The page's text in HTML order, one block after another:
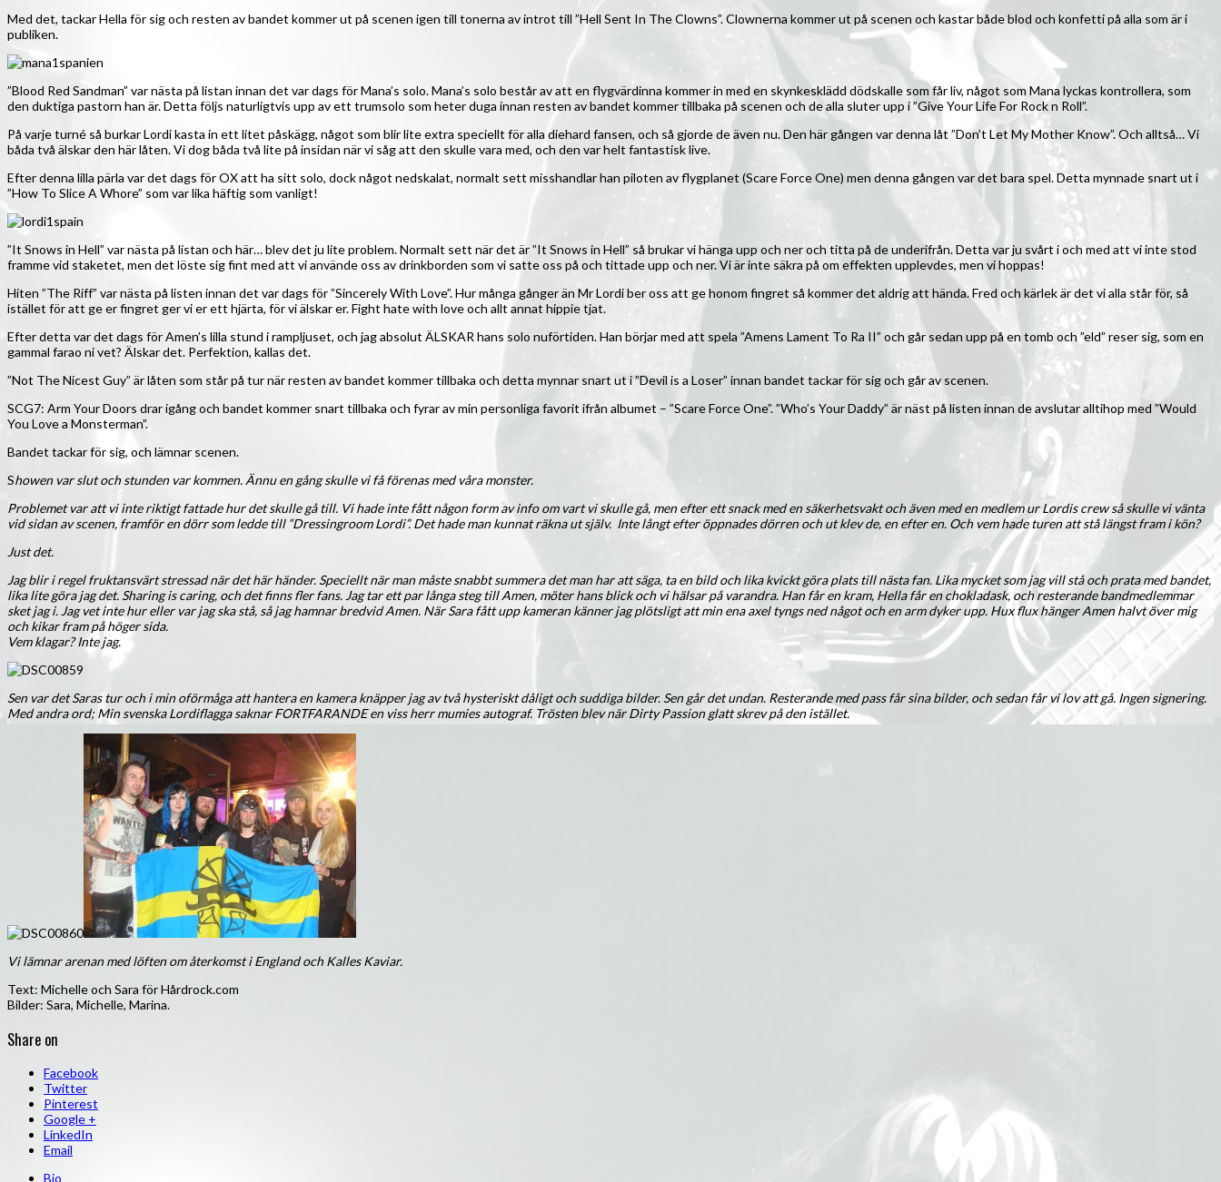
Med det, tackar Hella för sig och resten av bandet kommer ut på scenen igen till tonerna av introt till ”Hell Sent In The Clowns”. Clownerna kommer ut på scenen och kastar både blod och konfetti på alla som är i
publiken.
”Blood Red Sandman” var nästa på listan innan det var dags för Mana’s solo. Mana’s solo består av att en flygvärdinna kommer in med en skynkesklädd dödskalle som får liv, något som Mana lyckas kontrollera, som
den duktiga pastorn han är. Detta följs naturligtvis upp av ett trumsolo som heter duga innan resten av bandet kommer tillbaka på scenen och de alla sluter upp i ”Give Your Life For Rock n Roll”.
På varje turné så burkar Lordi kasta in ett litet påskägg, något som blir lite extra speciellt för alla diehard fansen, och så gjorde de även nu. Den här gången var denna låt ”Don’t Let My Mother Know”. Och alltså… Vi
båda två älskar den här låten. Vi dog båda två lite på insidan när vi såg att den skulle vara med, och den var helt fantastisk live.
Efter denna lilla pärla var det dags för OX att ha sitt solo, dock något nedskalat, normalt sett misshandlar han piloten av flygplanet (Scare Force One) men denna gången var det bara spel. Detta mynnade snart ut i
”How To Slice A Whore” som var lika häftig som vanligt!
”It Snows in Hell” var nästa på listan och här… blev det ju lite problem. Normalt sett när det är ”It Snows in Hell” så brukar vi hänga upp och ner och titta på de underifrån. Detta var ju svårt i och med att vi inte stod
framme vid staketet, men det löste sig fint med att vi använde oss av drinkborden som vi satte oss på och tittade upp och ner. Vi är inte säkra på om effekten upplevdes, men vi hoppas!
Hiten ”The Riff” var nästa på listen innan det var dags för ”Sincerely With Love”. Hur många gånger än Mr Lordi ber oss att ge honom fingret så kommer det aldrig att hända. Fred och kärlek är det vi alla står för, så
istället för att ge er fingret ger vi er ett hjärta, för vi älskar er. Fight hate with love och allt annat hippie tjat.
Efter detta var det dags för Amen’s lilla stund i rampljuset, och jag absolut ÄLSKAR hans solo nuförtiden. Han börjar med att spela ”Amens Lament To Ra II” och går sedan upp på en tomb och ”eld” reser sig, som en
gammal farao ni vet? Älskar det. Perfektion, kallas det.
”Not The Nicest Guy” är låten som står på tur när resten av bandet kommer tillbaka och detta mynnar snart ut i ”Devil is a Loser” innan bandet tackar för sig och går av scenen.
SCG7: Arm Your Doors drar igång och bandet kommer snart tillbaka och fyrar av min personliga favorit ifrån albumet – ”Scare Force One”. ”Who’s Your Daddy” är näst på listen innan de avslutar alltihop med ”Would
You Love a Monsterman”.
Bandet tackar för sig, och lämnar scenen.
Showen var slut och stunden var kommen. Ännu en gång skulle vi få förenas med våra monster.
Problemet var att vi inte riktigt fattade hur det skulle gå till. Vi hade inte fått någon form av info om vart vi skulle gå, men efter ett snack med en säkerhetsvakt och även med en medlem ur Lordis crew så skulle vi vänta
vid sidan av scenen, framför en dörr som ledde till “Dressingroom Lordi”. Det hade man kunnat räkna ut själv. Inte långt efter öppnades dörren och ut klev de, en efter en. Och vem hade turen att stå längst fram i kön?
Just det.
Jag blir i regel fruktansvärt stressad när det här händer. Speciellt när man måste snabbt summera det man har att säga, ta en bild och lika kvickt göra plats till nästa fan. Lika mycket som jag vill stå och prata med bandet,
lika lite göra jag det. Sharing is caring, och det finns fler fans. Jag tar ett par långa steg till Amen, möter hans blick och vi hälsar på varandra. Han får en kram, Hella får en chokladask, och resterande bandmedlemmar
sket jag i. Jag vet inte hur eller var jag ska stå, så jag hamnar bredvid Amen. När Sara fått upp kameran känner jag plötsligt att min ena axel tyngs ned något och en arm dyker upp. Hux flux hänger Amen halvt över mig
och kikar fram på höger sida.
Vem klagar? Inte jag.
Sen var det Saras tur och i min oförmåga att hantera en kamera knäpper jag av två hysteriskt dåligt och suddiga bilder. Sen går det undan. Resterande med pass får sina bilder, och sedan får vi lov att gå. Ingen signering.
Med andra ord; Min svenska Lordiflagga saknar FORTFARANDE en viss herr mumies autograf. Trösten blev när Dirty Passion glatt skrev på den istället.
Vi lämnar arenan med löften om återkomst i England och Kalles Kaviar.
Text: Michelle och Sara för Hårdrock.com
Bilder: Sara, Michelle, Marina.
Share on
Facebook
Twitter
Pinterest
Google +
LinkedIn
Email
Bio